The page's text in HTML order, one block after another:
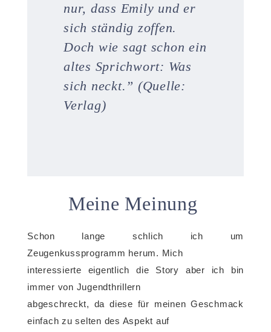
nur, dass Emily und er
sich ständig zoffen.
Doch wie sagt schon ein
altes Sprichwort: Was
sich neckt. ” (Quelle:
Verlag)
Meine Meinung
Schon lange schlich ich um
Zeugenkussprogramm herum. Mich
interessierte eigentlich die Story aber ich bin
immer von Jugendthrillern
abgeschreckt, da diese für meinen Geschmack
einfach zu selten des Aspekt auf